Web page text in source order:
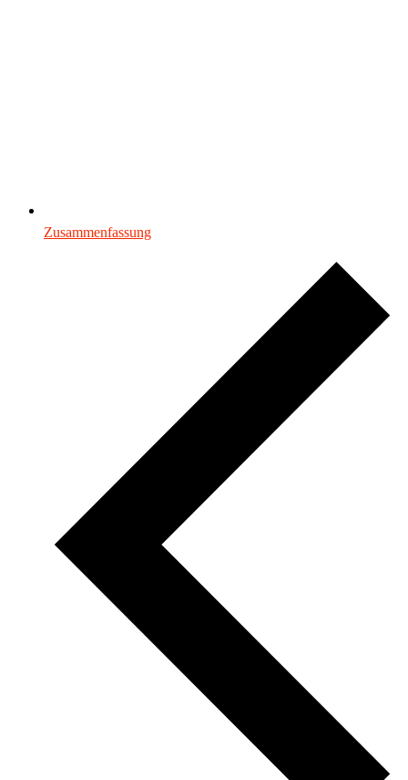
Zusammenfassung